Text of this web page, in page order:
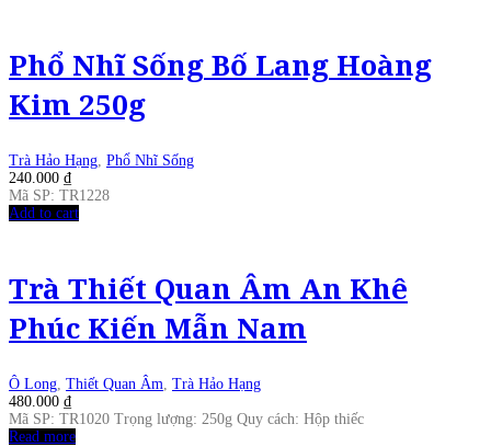
Phổ Nhĩ Sống Bố Lang Hoàng
Kim 250g
Trà Hảo Hạng, Phổ Nhĩ Sống
240.000 ₫
Mã SP: TR1228
Add to cart
Trà Thiết Quan Âm An Khê
Phúc Kiến Mẫn Nam
Ô Long, Thiết Quan Âm, Trà Hảo Hạng
480.000 ₫
Mã SP: TR1020 Trọng lượng: 250g Quy cách: Hộp thiếc
Read more